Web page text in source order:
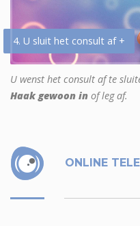
4. U sluit het consult af +
U wenst het consult af te
Haak gewoon in of leg af.
ONLINE